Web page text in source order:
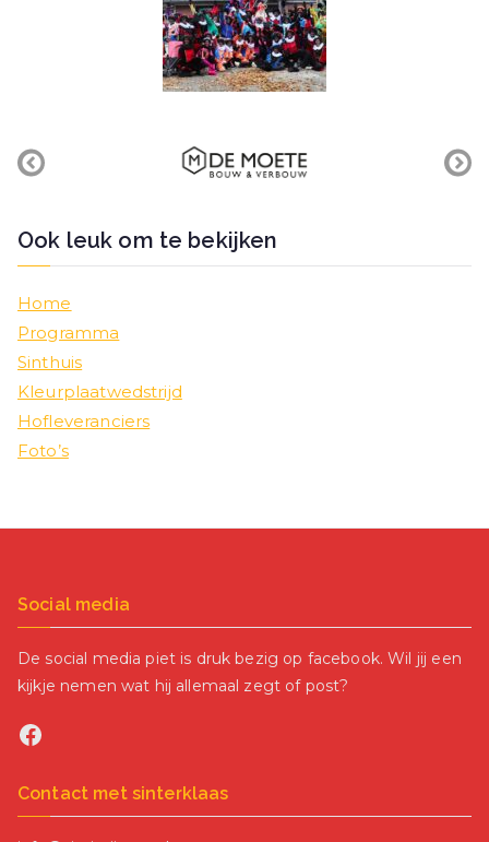
Ook leuk om te bekijken
Home
Programma
Sinthuis
Kleurplaatwedstrijd
Hofleveranciers
Foto’s
Social media
De social media piet is druk bezig op facebook. Wil jij een
kijkje nemen wat hij allemaal zegt of post?
Facebook
Contact met sinterklaas